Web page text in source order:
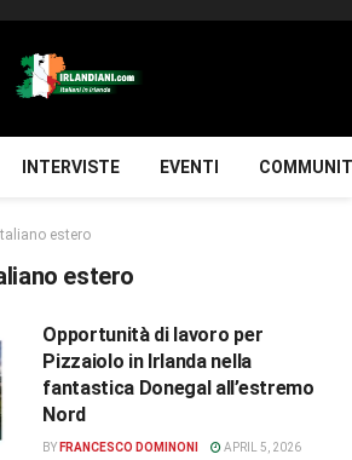
INTERVISTE EVENTI
estero
estero
Opportunità di lavoro per
Pizzaiolo in Irlanda nella
fantastica Donegal all’estremo
Nord
BY FRANCESCO DOMINONI APRIL 5, 2026